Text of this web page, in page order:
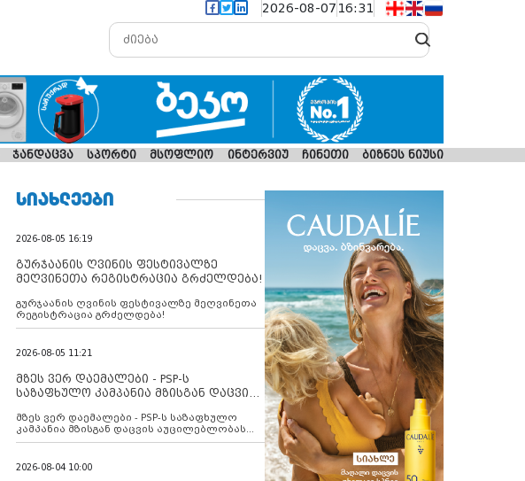
2026-08-07 16:31
ჯანდაცვა სპორტი მსოფლიო ინტერვიუ ჩინეთი ბიზნეს ნიუსი
ᲡᲘᲐᲮᲚᲔᲔᲑᲘ
2026-08-05 16:19
გურჯაანის ღვინის ფესტივალზე
მეღვინეთა რეგისტრაცია გრძელდება!
გურჯაანის ღვინის ფესტივალზე მეღვინეთა
რეგისტრაცია გრძელდება!
2026-08-05 11:21
მზეს ვერ დაემალები - PSP-ს
საზაფხულო კამპანია მზისგან დაცვის
მზეს ვერ დაემალები - PSP-ს საზაფხულო
კამპანია მზისგან დაცვის აუცილებლობას
გვახსენებს
2026-08-04 10:00